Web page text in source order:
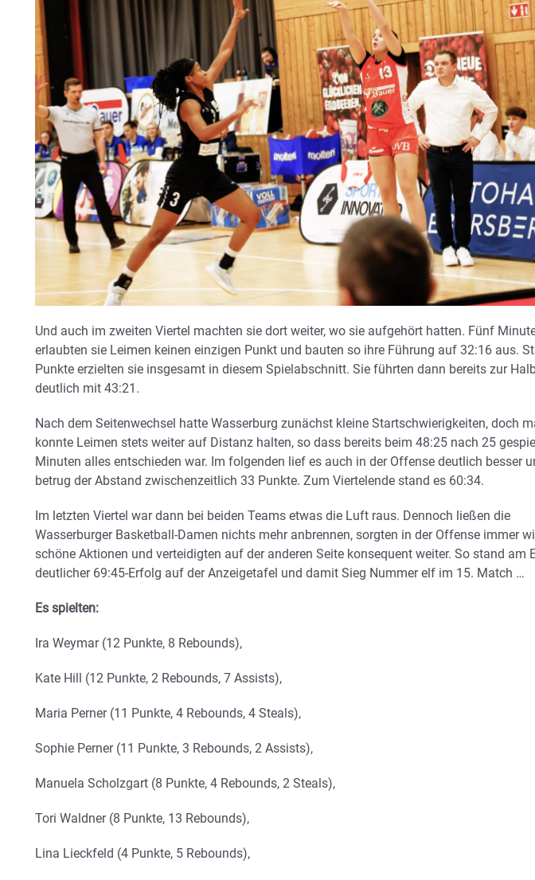
Und auch im zweiten Viertel machten sie dort weiter, wo sie aufgehört hatten. Fünf
erlaubten sie Leimen keinen einzigen Punkt und bauten so ihre Führung auf 32:16 aus.
Punkte erzielten sie insgesamt in diesem Spielabschnitt. Sie führten dann bereits zur
deutlich mit 43:21.
Nach dem Seitenwechsel hatte Wasserburg zunächst kleine Startschwierigkeiten, doch
konnte Leimen stets weiter auf Distanz halten, so dass bereits beim 48:25 nach 25
Minuten alles entschieden war. Im folgenden lief es auch in der Offense deutlich besser
betrug der Abstand zwischenzeitlich 33 Punkte. Zum Viertelende stand es 60:34.
Im letzten Viertel war dann bei beiden Teams etwas die Luft raus. Dennoch ließen die
Wasserburger Basketball-Damen nichts mehr anbrennen, sorgten in der Offense immer
schöne Aktionen und verteidigten auf der anderen Seite konsequent weiter. So stand am
deutlicher 69:45-Erfolg auf der Anzeigetafel und damit Sieg Nummer elf im 15. Match …
Es spielten:
Ira Weymar (12 Punkte, 8 Rebounds),
Kate Hill (12 Punkte, 2 Rebounds, 7 Assists),
Maria Perner (11 Punkte, 4 Rebounds, 4 Steals),
Sophie Perner (11 Punkte, 3 Rebounds, 2 Assists),
Manuela Scholzgart (8 Punkte, 4 Rebounds, 2 Steals),
Tori Waldner (8 Punkte, 13 Rebounds),
Lina Lieckfeld (4 Punkte, 5 Rebounds),